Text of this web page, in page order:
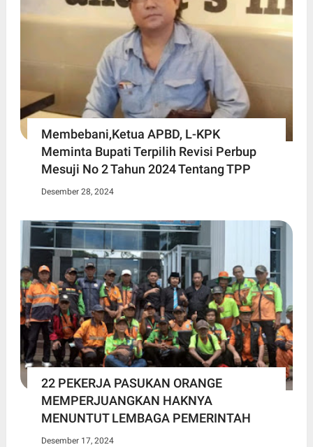
Membebani,Ketua APBD, L-KPK
Meminta Bupati Terpilih Revisi Perbup
Mesuji No 2 Tahun 2024 Tentang TPP
Desember 28, 2024
22 PEKERJA PASUKAN ORANGE
MEMPERJUANGKAN HAKNYA
MENUNTUT LEMBAGA PEMERINTAH
Desember 17, 2024